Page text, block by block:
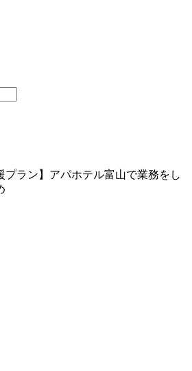
プラン】アパホテル富山で業務をし